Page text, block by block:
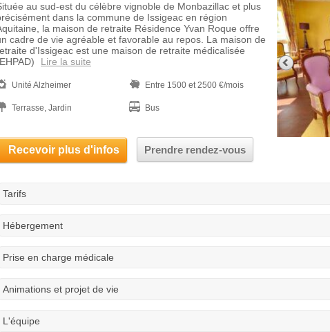
au sud-est du célèbre vignoble de Monbazillac et plus
dans la commune de Issigeac en région
la maison de retraite Résidence Yvan Roque offre
cadre de vie agréable et favorable au repos. La maison de
d'Issigeac est une maison de retraite médicalisée
Lire la suite
Unité Alzheimer Entre 1500 et 2500 €/mois
Terrasse, Jardin Bus
Recevoir plus d'infos Prendre rendez-vous
Tarifs
Hébergement
Prise en charge médicale
Animations et projet de vie
L'équipe